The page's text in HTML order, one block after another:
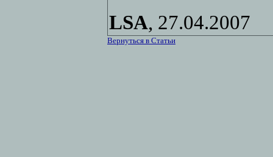
LSA, 27.04.2007
Вернуться в Статьи